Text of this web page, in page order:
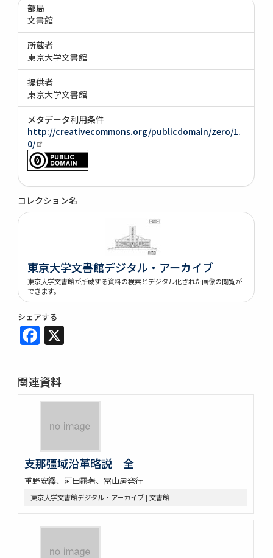
部局
文書館
所蔵者
東京大学文書館
提供者
東京大学文書館
メタデータ利用条件
http://creativecommons.org/publicdomain/zero/1.
0/
コレクション名
東京大学文書館デジタル・アーカイブ
東京大学文書館が所蔵する資料の検索とデジタル化された画像の閲覧が
できます。
シェアする
Facebook
関連資料
支那彊域沿革略説 全
重野安繹、河田羆著、冨山房発行
東京大学文書館デジタル・アーカイブ | 文書館